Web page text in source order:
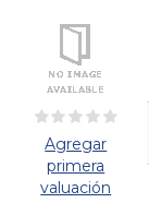
Agregar
primera
valuación